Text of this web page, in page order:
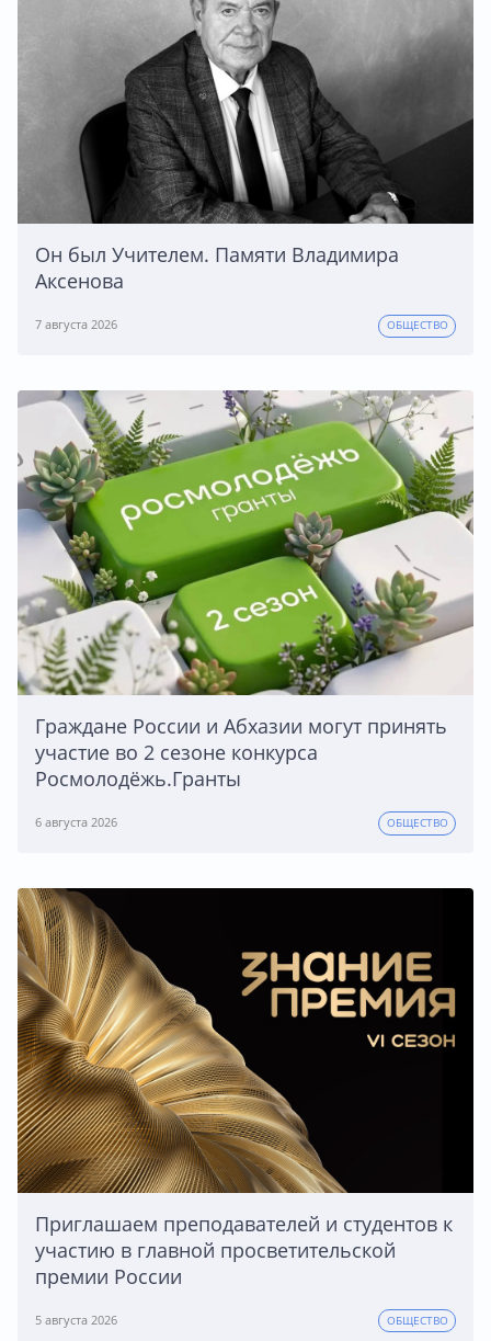
Он был Учителем. Памяти Владимира
Аксенова
7 августа 2026 ОБЩЕСТВО
Граждане России и Абхазии могут принять
участие во 2 сезоне конкурса
Росмолодёжь.Гранты
6 августа 2026 ОБЩЕСТВО
Приглашаем преподавателей и студентов к
участию в главной просветительской
премии России
5 августа 2026 ОБЩЕСТВО